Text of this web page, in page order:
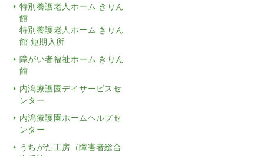
特別養護老人ホーム きりん
館
特別養護老人ホーム きりん
館 短期入所
障がい者福祉ホーム きりん
館
内潟療護園デイサービスセ
ンター
内潟療護園ホームヘルプセ
ンター
うちがた工房（障害者総合